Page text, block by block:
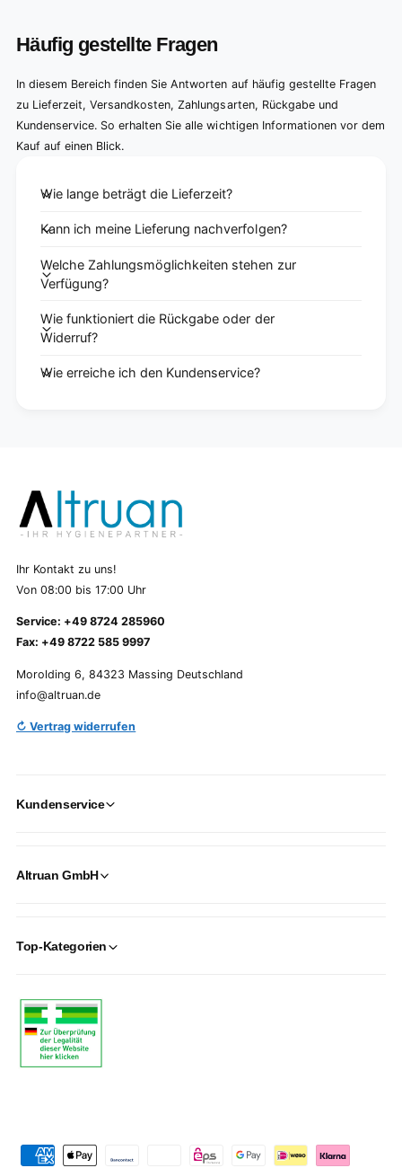
Häufig gestellte Fragen
In diesem Bereich finden Sie Antworten auf häufig gestellte Fragen
zu Lieferzeit, Versandkosten, Zahlungsarten, Rückgabe und
Kundenservice. So erhalten Sie alle wichtigen Informationen vor dem
Kauf auf einen Blick.
Wie lange beträgt die Lieferzeit?
Kann ich meine Lieferung nachverfolgen?
Welche Zahlungsmöglichkeiten stehen zur
Verfügung?
Wie funktioniert die Rückgabe oder der
Widerruf?
Wie erreiche ich den Kundenservice?
Ihr Kontakt zu uns!
Von 08:00 bis 17:00 Uhr
Service: +49 8724 285960
Fax: +49 8722 585 9997
Morolding 6, 84323 Massing Deutschland
info@altruan.de
↻ Vertrag widerrufen
Kundenservice
Altruan GmbH
Top-Kategorien